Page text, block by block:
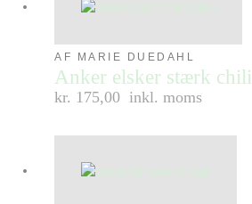
AF MARIE DUEDAHL
Anker elsker stærk chili
kr. 175,00 inkl. moms